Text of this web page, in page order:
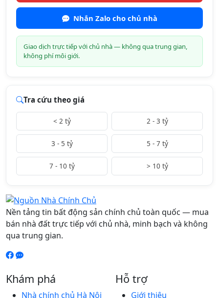
Nhắn Zalo cho chủ nhà
Giao dịch trực tiếp với chủ nhà — không qua trung gian,
không phí môi giới.
Tra cứu theo giá
< 2 tỷ 2 - 3 tỷ
3 - 5 tỷ 5 - 7 tỷ
7 - 10 tỷ > 10 tỷ
Nền tảng tin bất động sản chính chủ toàn quốc — mua
bán nhà đất trực tiếp với chủ nhà, minh bạch và không
qua trung gian.
Khám phá
Nhà chính chủ Hà Nội
Hỗ trợ
Giới thiệu